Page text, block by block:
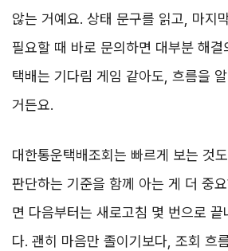
않는 거예요. 상태 문구를 읽고, 마지
필요할 때 바로 문의하면 대부분 해결
택배는 기다림 게임 같아도, 흐름을
거든요.
대한통운택배조회는 빠르게 보는 것
판단하는 기준을 함께 아는 게 더 중
면 다음부터는 새로고침 몇 번으로 끝
다. 괜히 마음만 졸이기보다, 조회 흐